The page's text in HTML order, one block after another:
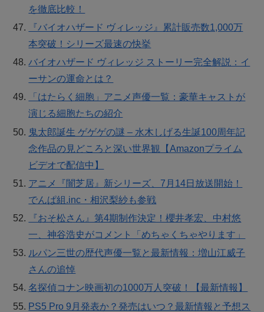
を徹底比較！
『バイオハザード ヴィレッジ』累計販売数1,000万
本突破！シリーズ最速の快挙
バイオハザード ヴィレッジ ストーリー完全解説：イ
ーサンの運命とは？
「はたらく細胞」アニメ声優一覧：豪華キャストが
演じる細胞たちの紹介
鬼太郎誕生 ゲゲゲの謎 – 水木しげる生誕100周年記
念作品の見どころと深い世界観【Amazonプライム
ビデオで配信中】
アニメ『闇芝居』新シリーズ、7月14日放送開始！
でんぱ組.inc・相沢梨紗も参戦
『おそ松さん』第4期制作決定！櫻井孝宏、中村悠
一、神谷浩史がコメント「めちゃくちゃやります」
ルパン三世の歴代声優一覧と最新情報：増山江威子
さんの追悼
名探偵コナン映画初の1000万人突破！【最新情報】
PS5 Pro 9月発表か？発売はいつ？最新情報と予想ス